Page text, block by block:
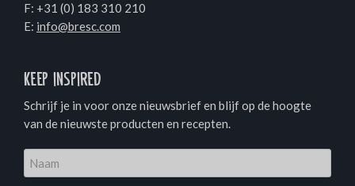
F: +31 (0) 183 310 210
E: info@bresc.com
Keep inspired
Schrijf je in voor onze nieuwsbrief en blijf op de hoogte
van de nieuwste producten en recepten.